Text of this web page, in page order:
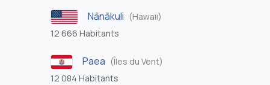
Nānākuli (Hawaii)
12 666 Habitants
Paea (Îles du Vent)
12 084 Habitants